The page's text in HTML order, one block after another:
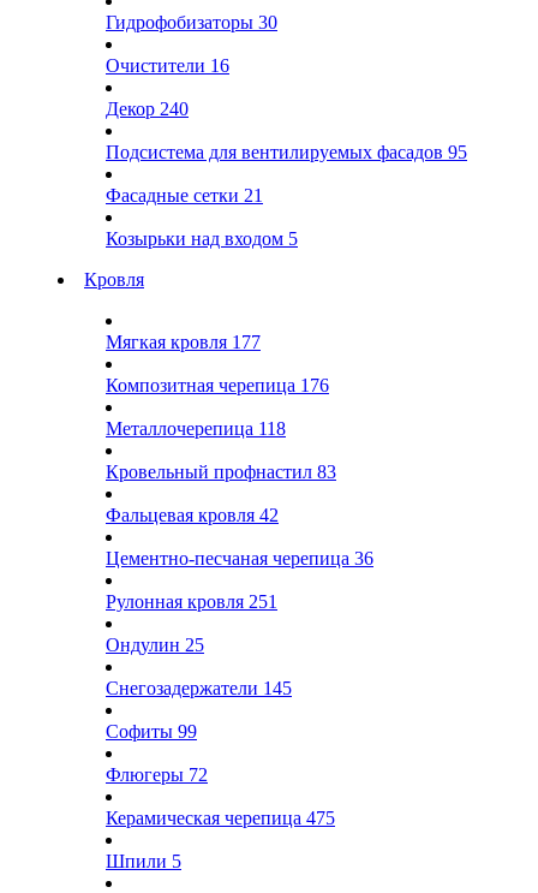
Гидрофобизаторы 30
Очистители 16
Декор 240
Подсистема для вентилируемых фасадов 95
Фасадные сетки 21
Козырьки над входом 5
Кровля
Мягкая кровля 177
Композитная черепица 176
Металлочерепица 118
Кровельный профнастил 83
Фальцевая кровля 42
Цементно-песчаная черепица 36
Рулонная кровля 251
Ондулин 25
Снегозадержатели 145
Софиты 99
Флюгеры 72
Керамическая черепица 475
Шпили 5